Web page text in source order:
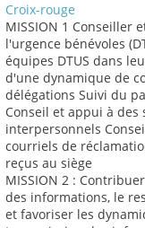
Croix-rouge
MISSION 1 Conseiller
l'urgence bénévoles
équipes DTUS dans
d'une dynamique de
délégations Suivi du
Conseil et appui à
interpersonnels
courriels de
reçus au siège
MISSION 2 :
des informations, le
et favoriser les